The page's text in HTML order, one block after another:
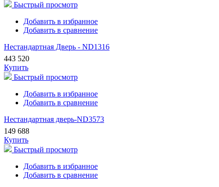
Быстрый просмотр
Добавить в избранное
Добавить в сравнение
Нестандартная Дверь - ND1316
443 520
Купить
Быстрый просмотр
Добавить в избранное
Добавить в сравнение
Нестандартная дверь-ND3573
149 688
Купить
Быстрый просмотр
Добавить в избранное
Добавить в сравнение